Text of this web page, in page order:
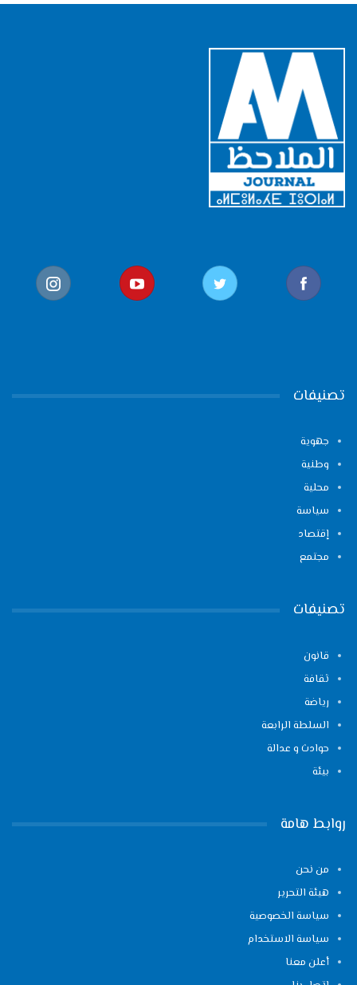
تصنيفات
جهوية
وطنية
محلية
سياسة
إقتصاد
مجتمع
تصنيفات
قانون
ثقافة
رياضة
السلطة الرابعة
حوادث و عدالة
بيئة
روابط هامة
من نحن
هيئة التحرير
سياسة الخصوصية
سياسة الاستخدام
أعلن معنا